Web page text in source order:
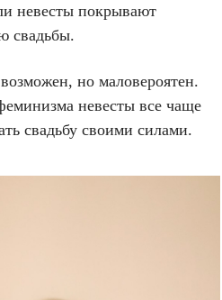
невесты покрывают
свадьбы.
но маловероятен.
невесты все чаще
свадьбу своими силами.